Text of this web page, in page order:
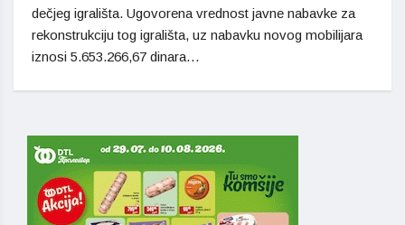
dečjeg igrališta. Ugovorena vrednost javne nabavke za
rekonstrukciju tog igrališta, uz nabavku novog mobilijara
iznosi 5.653.266,67 dinara…